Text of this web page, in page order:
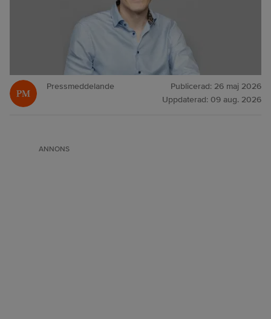
Pressmeddelande Publicerad: 26 maj 2026
Uppdaterad: 09 aug. 2026
ANNONS